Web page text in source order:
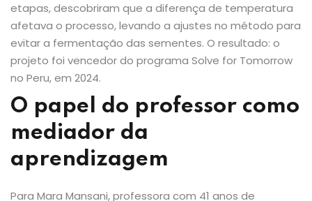
etapas, descobriram que a diferença de temperatura
afetava o processo, levando a ajustes no método para
evitar a fermentação das sementes. O resultado: o
projeto foi vencedor do programa Solve for Tomorrow
no Peru, em 2024.
O papel do professor como
mediador da
aprendizagem
Para Mara Mansani, professora com 41 anos de